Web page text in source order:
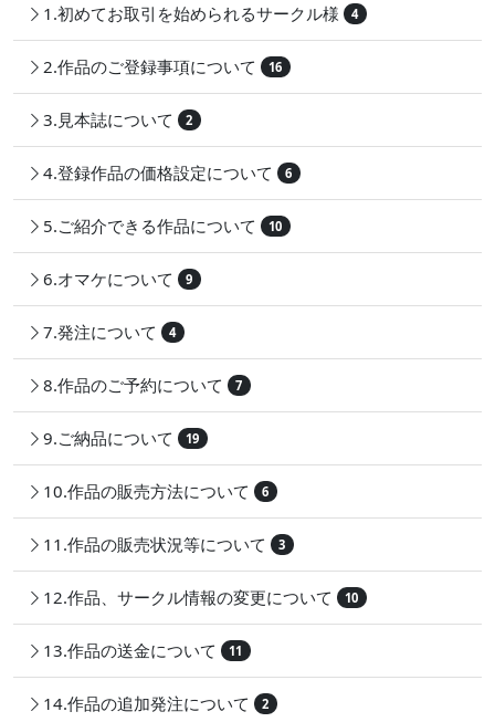
1.初めてお取引を始められるサークル様 4
2.作品のご登録事項について 16
3.見本誌について 2
4.登録作品の価格設定について 6
5.ご紹介できる作品について 10
6.オマケについて 9
7.発注について 4
8.作品のご予約について 7
9.ご納品について 19
10.作品の販売方法について 6
11.作品の販売状況等について 3
12.作品、サークル情報の変更について 10
13.作品の送金について 11
14.作品の追加発注について 2